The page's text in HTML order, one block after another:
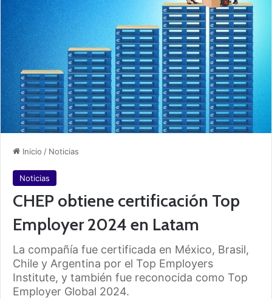
Inicio / Noticias
Noticias
CHEP obtiene certificación Top
Employer 2024 en Latam
La compañía fue certificada en México, Brasil,
Chile y Argentina por el Top Employers
Institute, y también fue reconocida como Top
Employer Global 2024.